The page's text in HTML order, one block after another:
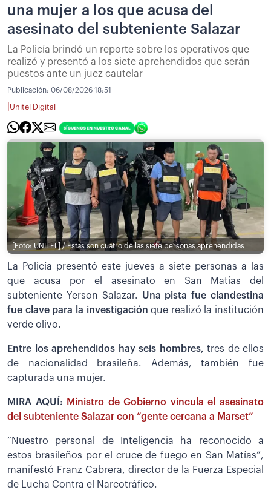
una mujer a los que acusa del
asesinato del subteniente Salazar
La Policía brindó un reporte sobre los operativos que
realizó y presentó a los siete aprehendidos que serán
puestos ante un juez cautelar
Publicación: 06/08/2026 18:51
Unitel Digital
[Foto: UNITEL] / Estas son cuatro de las siete personas aprehendidas
La Policía presentó este jueves a siete personas a las
que acusa por el asesinato en San Matías del
subteniente Yerson Salazar. Una pista fue clandestina
fue clave para la investigaciónque realizó la institución
verde olivo.
Entre los aprehendidos hay seis hombres, tres de ellos
de nacionalidad brasileña. Además, también fue
capturada una mujer.
MIRA AQUÍ:
Ministro de Gobierno vincula el asesinato
del subteniente Salazar con “gente cercana a Marset”
“Nuestro personal de Inteligencia ha reconocido a
estos brasileños por el cruce de fuego en San Matías”,
manifestó Franz Cabrera, director de la Fuerza Especial
de Lucha Contra el Narcotráfico.